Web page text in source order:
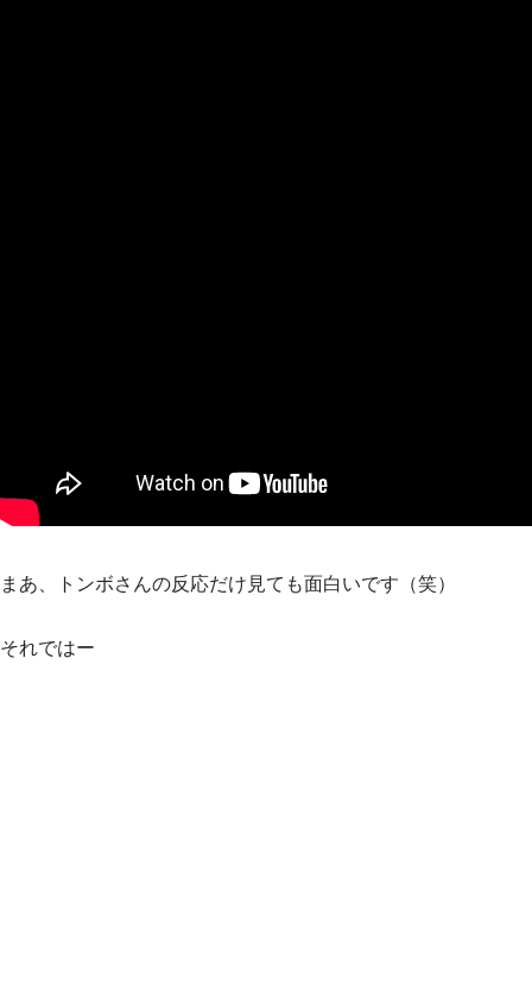
まあ、トンボさんの反応だけ見ても面白いです（笑）
それではー